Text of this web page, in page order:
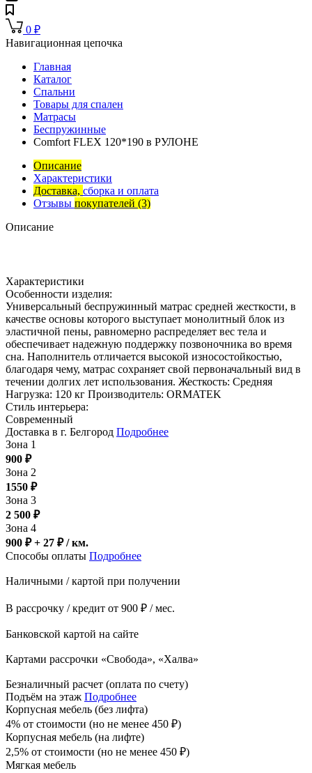
0 ₽
Навигационная цепочка
Главная
Каталог
Спальни
Товары для спален
Матрасы
Беспружинные
Comfort FLEX 120*190 в РУЛОНЕ
Описание
Характеристики
Доставка, сборка и оплата
Отзывы покупателей (3)
Описание
Характеристики
Особенности изделия:
Универсальный беспружинный матрас средней жесткости, в
качестве основы которого выступает монолитный блок из
эластичной пены, равномерно распределяет вес тела и
обеспечивает надежную поддержку позвоночника во время
сна. Наполнитель отличается высокой износостойкостью,
благодаря чему, матрас сохраняет свой первоначальный вид в
течении долгих лет использования. Жесткость: Средняя
Нагрузка: 120 кг Производитель: ORMATEK
Стиль интерьера:
Современный
Доставка в г. Белгород Подробнее
Зона 1
900 ₽
Зона 2
1550 ₽
Зона 3
2 500 ₽
Зона 4
900 ₽ + 27 ₽/ км.
Способы оплаты Подробнее
Наличными / картой при получении
В рассрочку / кредит от 900 ₽ / мес.
Банковской картой на сайте
Картами рассрочки «Свобода», «Халва»
Безналичный расчет (оплата по счету)
Подъём на этаж Подробнее
Корпусная мебель (без лифта)
4% от стоимости (но не менее 450 ₽)
Корпусная мебель (на лифте)
2,5% от стоимости (но не менее 450 ₽)
Мягкая мебель